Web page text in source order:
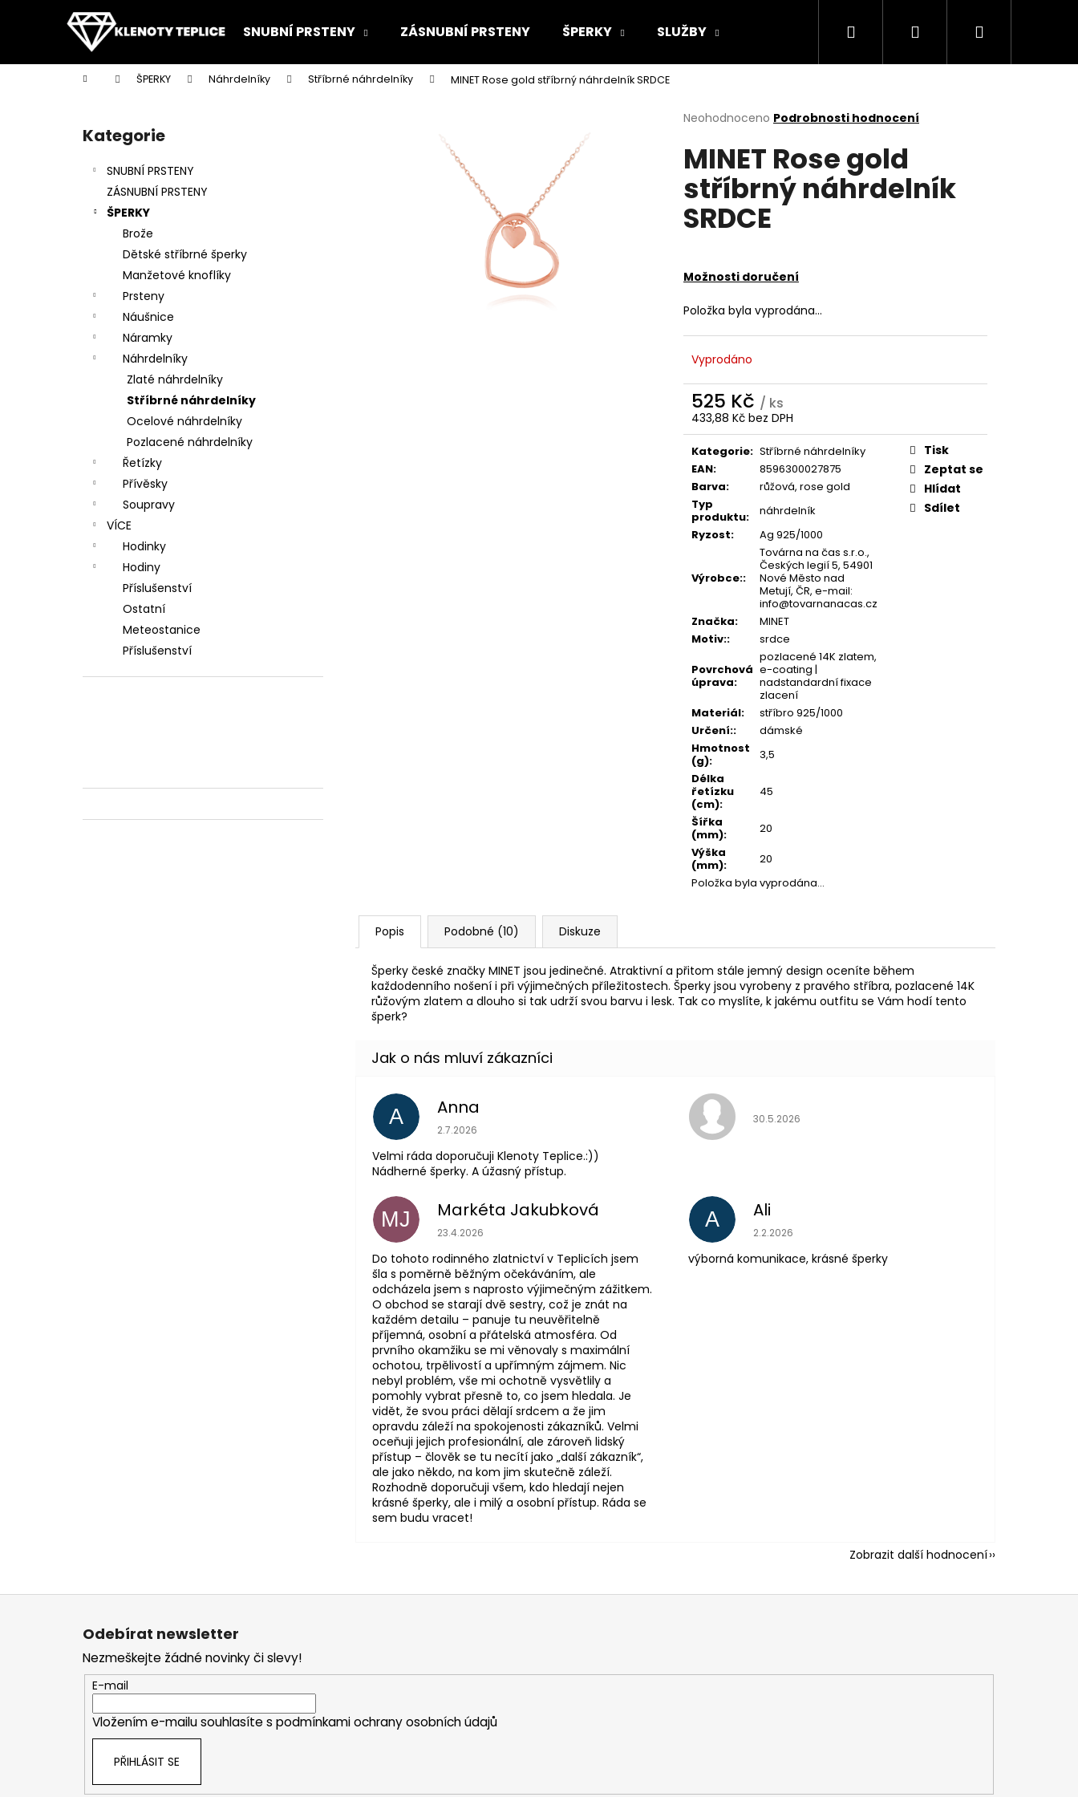
SNUBNÍ PRSTENY ZÁSNUBNÍ PRSTENY ŠPERKY SLUŽBY Hledat PřihlášeníNákupní
Domů ŠPERKY Náhrdelníky Stříbrné náhrdelníky MINET Rose gold stříbrný náhrdelník SRDCE
Přeskočit
kategorie
Kategorie
SNUBNÍ PRSTENY
ZÁSNUBNÍ PRSTENY
ŠPERKY
Brože
Dětské stříbrné šperky
Manžetové knoflíky
Prsteny
Náušnice
Náramky
Náhrdelníky
Zlaté náhrdelníky
Stříbrné náhrdelníky
Ocelové náhrdelníky
Pozlacené náhrdelníky
Řetízky
Přívěsky
Soupravy
VÍCE
Hodinky
Hodiny
Příslušenství
Ostatní
Meteostanice
Příslušenství
Průměrné
produktu
je
z
5
hvězdiček.
Neohodnoceno Podrobnosti hodnocení
MINET Rose gold
stříbrný náhrdelník
SRDCE
Možnosti doručení
Položka byla vyprodána…
Vyprodáno
525 Kč / ks
433,88 Kč bez DPH
Měrná
cena:
Kategorie: Stříbrné náhrdelníky
EAN:
8596300027875
Barva:
růžová, rose gold
Typ
produktu:
náhrdelník
Ryzost: Ag 925/1000
Výrobce::
Továrna na čas s.r.o.,
Českých legií 5, 54901
Nové Město nad
Metují, ČR, e-mail:
info@tovarnanacas.cz
Značka:
MINET
Motiv::
srdce
Povrchová
úprava:
pozlacené 14K zlatem,
e-coating |
nadstandardní fixace
zlacení
Materiál:
stříbro 925/1000
Určení::
dámské
Hmotnost
(g):
3,5
Délka
řetízku
(cm):
45
Šířka
(mm):
20
Výška
(mm):
20
Položka byla vyprodána…
Tisk
Zeptat se
Hlídat
Sdílet
Popis Podobné (10) Diskuze
Šperky české značky MINET jsou jedinečné. Atraktivní a přitom stále jemný design oceníte během
každodenního nošení i při výjimečných příležitostech. Šperky jsou vyrobeny z pravého stříbra, pozlacené 14K
růžovým zlatem a dlouho si tak udrží svou barvu i lesk. Tak co myslíte, k jakému outfitu se Vám hodí tento
šperk?
A Anna
Hodnocení obchodu je 5 z 5 hvězdiček.
2.7.2026
Velmi ráda doporučuji Klenoty Teplice.:))
Nádherné šperky. A úžasný přístup.
Hodnocení obchodu je 5 z 5 hvězdiček.
30.5.2026
MJ Markéta Jakubková
Hodnocení obchodu je 5 z 5 hvězdiček.
23.4.2026
Do tohoto rodinného zlatnictví v Teplicích jsem
šla s poměrně běžným očekáváním, ale
odcházela jsem s naprosto výjimečným zážitkem.
O obchod se starají dvě sestry, což je znát na
každém detailu – panuje tu neuvěřitelně
příjemná, osobní a přátelská atmosféra. Od
prvního okamžiku se mi věnovaly s maximální
ochotou, trpělivostí a upřímným zájmem. Nic
nebyl problém, vše mi ochotně vysvětlily a
pomohly vybrat přesně to, co jsem hledala. Je
vidět, že svou práci dělají srdcem a že jim
opravdu záleží na spokojenosti zákazníků. Velmi
oceňuji jejich profesionální, ale zároveň lidský
přístup – člověk se tu necítí jako „další zákazník“,
ale jako někdo, na kom jim skutečně záleží.
Rozhodně doporučuji všem, kdo hledají nejen
krásné šperky, ale i milý a osobní přístup. Ráda se
sem budu vracet!
A Ali
Hodnocení obchodu je 5 z 5 hvězdiček.
2.2.2026
výborná komunikace, krásné šperky
Zobrazit další hodnocení
í
Zpět
do
Zpět
do
Co potřebujete najít?
Doporučujeme
Z
Odebírat newsletter
Nezmeškejte žádné novinky či slevy!
E-mail
Vložením e-mailu souhlasíte s podmínkami ochrany osobních údajů
PŘIHLÁSIT SE